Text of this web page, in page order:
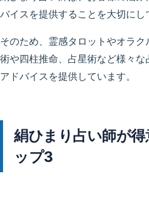
バイスを提供することを大切にし
そのため、霊感タロットやオラ
術や四柱推命、占星術など様々
アドバイスを提供しています。
絹ひまり占い師が
ップ3